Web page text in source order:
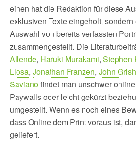
einen hat die Redaktion für diese
exklusiven Texte eingeholt,
Auswahl von bereits verfassten
zusammengestellt. Die
Allende, Haruki Murakami, Stephen
Llosa, Jonathan Franzen, John
Savianofindet man unschwer
Paywalls oder leicht gekürzt
umgestellt. Wenn es noch eines
dass Online dem Print voraus ist,
geliefert.